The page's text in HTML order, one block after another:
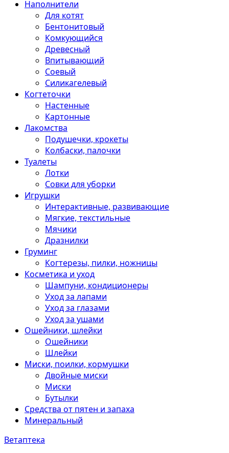
Наполнители
Для котят
Бентонитовый
Комкующийся
Древесный
Впитывающий
Соевый
Силикагелевый
Когтеточки
Настенные
Картонные
Лакомства
Подушечки, крокеты
Колбаски, палочки
Туалеты
Лотки
Совки для уборки
Игрушки
Интерактивные, развивающие
Мягкие, текстильные
Мячики
Дразнилки
Груминг
Когтерезы, пилки, ножницы
Косметика и уход
Шампуни, кондиционеры
Уход за лапами
Уход за глазами
Уход за ушами
Ошейники, шлейки
Ошейники
Шлейки
Миски, поилки, кормушки
Двойные миски
Миски
Бутылки
Средства от пятен и запаха
Минеральный
Ветаптека